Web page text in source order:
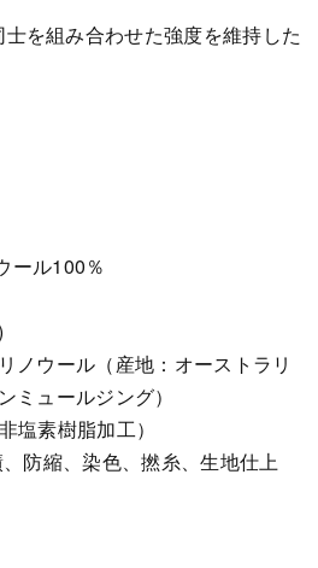
士を組み合わせた強度を維持した
ール100％
ノウール（産地：オーストラリ
ミュールジング）
塩素樹脂加工）
防縮、染色、撚糸、生地仕上